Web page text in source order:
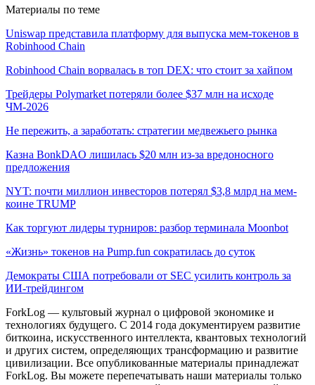
Материалы по теме
Uniswap представила платформу для выпуска мем-токенов в
Robinhood Chain
Robinhood Chain ворвалась в топ DEX: что стоит за хайпом
Трейдеры Polymarket потеряли более $37 млн на исходе
ЧМ-2026
Не пережить, а заработать: стратегии медвежьего рынка
Казна BonkDAO лишилась $20 млн из-за вредоносного
предложения
NYT: почти миллион инвесторов потерял $3,8 млрд на мем-
коине TRUMP
Как торгуют лидеры турниров: разбор терминала Moonbot
«Жизнь» токенов на Pump.fun сократилась до суток
Демократы США потребовали от SEC усилить контроль за
ИИ-трейдингом
ForkLog — культовый журнал о цифровой экономике и
технологиях будущего. С 2014 года документируем развитие
биткоина, искусственного интеллекта, квантовых технологий
и других систем, определяющих трансформацию и развитие
цивилизации. Все опубликованные материалы принадлежат
ForkLog. Вы можете перепечатывать наши материалы только